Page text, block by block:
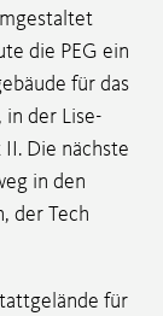
die PEG ein
für das
der Lise-
Die nächste
in den
der Tech
für